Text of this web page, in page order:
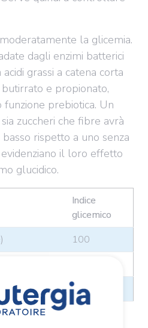
la glicemia.
dagli enzimi batterici
grassi a catena corta
butirrato e propionato,
prebiotica. Un
zuccheri che fibre avrà
rispetto a uno senza
il loro effetto
glucidico.
Indice
glicemico
100
15